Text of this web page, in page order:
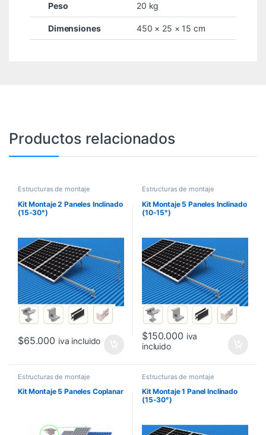
Peso 20 kg
Dimensiones 450 × 25 × 15 cm
Productos relacionados
Estructuras de montaje
Kit Montaje 2 Paneles Inclinado
(15-30°)
$65.000 iva incluido
Estructuras de montaje
Kit Montaje 5 Paneles Inclinado
(10-15°)
$150.000 iva
incluido
Estructuras de montaje
Kit Montaje 5 Paneles Coplanar
Estructuras de montaje
Kit Montaje 1 Panel Inclinado
(15-30°)